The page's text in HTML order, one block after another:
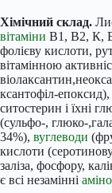
Хімічний склад.
вітаміни В1, В2, К, Е,
фолієву кислоти,
вітамінною
ксантофіл-
ситостерин і їхні
(сульфо-, глюко-
34%), вуглеводи
кислоти
заліза, фосфору,
є всі незамінні